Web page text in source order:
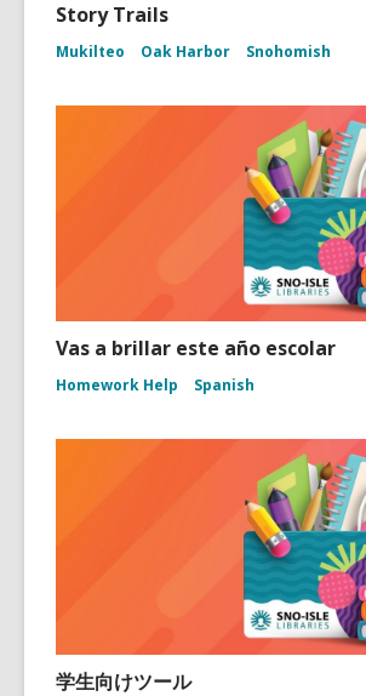
Story Trails
Mukilteo Oak Harbor Snohomish
Vas a brillar este año escolar
Homework Help Spanish
学生向けツール